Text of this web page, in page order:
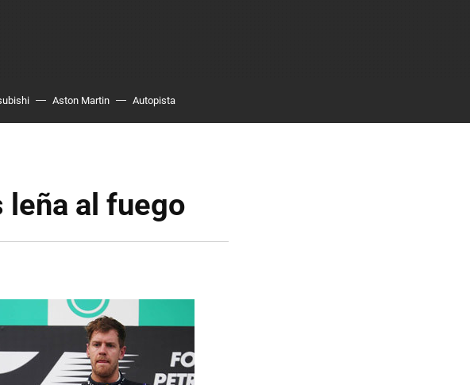
Aston Martin Autopista
leña al fuego